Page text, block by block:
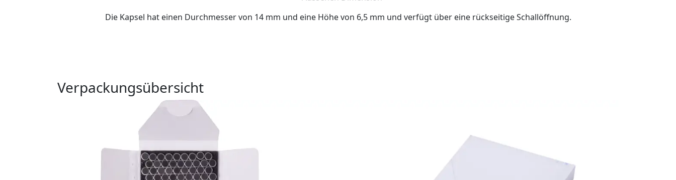
Die Kapsel hat einen Durchmesser von 14 mm und eine Höhe von 6,5 mm und verfügt über eine rückseitige Schallöffnung.
Verpackungsübersicht